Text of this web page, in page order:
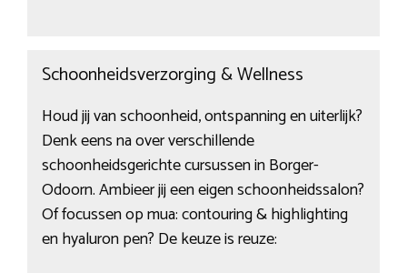
Schoonheidsverzorging & Wellness
Houd jij van schoonheid, ontspanning en uiterlijk?
Denk eens na over verschillende
schoonheidsgerichte cursussen in Borger-
Odoorn. Ambieer jij een eigen schoonheidssalon?
Of focussen op mua: contouring & highlighting
en hyaluron pen? De keuze is reuze: